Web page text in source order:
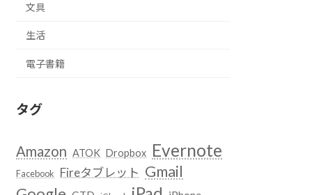
文具
生活
電子書籍
タグ
Amazon ATOK Dropbox Evernote
Facebook Fireタブレット Gmail